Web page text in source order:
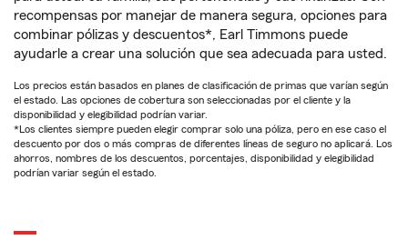
recompensas por manejar de manera segura, opciones para
combinar pólizas y descuentos*, Earl Timmons puede
ayudarle a crear una solución que sea adecuada para usted.
Los precios están basados en planes de clasificación de primas que varían según
el estado. Las opciones de cobertura son seleccionadas por el cliente y la
disponibilidad y elegibilidad podrían variar.
*Los clientes siempre pueden elegir comprar solo una póliza, pero en ese caso el
descuento por dos o más compras de diferentes líneas de seguro no aplicará. Los
ahorros, nombres de los descuentos, porcentajes, disponibilidad y elegibilidad
podrían variar según el estado.